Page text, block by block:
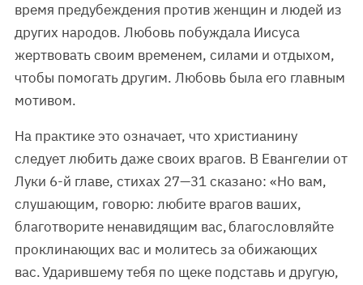
время предубеждения против женщин и людей из
других народов. Любовь побуждала Иисуса
жертвовать своим временем, силами и отдыхом,
чтобы помогать другим. Любовь была его главным
мотивом.
На практике это означает, что христианину
следует любить даже своих врагов. В Евангелии от
Луки 6-й главе, стихах 27—31 сказано: «Но вам,
слушающим, говорю: любите врагов ваших,
благотворите ненавидящим вас, благословляйте
проклинающих вас и молитесь за обижающих
вас. Ударившему тебя по щеке подставь и другую,